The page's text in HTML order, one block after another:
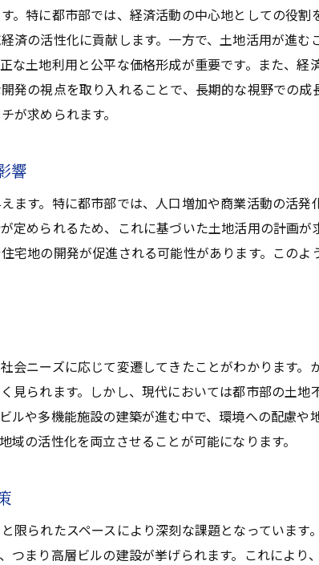
共用スペースの有効活用法
賃貸マンション経営の特徴
オフィスビルとしての活用の魅力
都市農園プロジェクトの可能性
集客率を上げるための工夫
地域ニーズへの対応戦略
リスクマネジメントとその実践
賃貸物件のマーケティング戦略
サブリース契約のメリットと注意点
土地活用におけるデメリットを克服する方
高い初期投資を抑える手法
。特に都市部では、経済活動の中心地としての役
済の活性化に貢献します。一方で、土地活用が進
な土地利用と公平な価格形成が重要です。また、
発の視点を取り入れることで、長期的な視野での
が求められます。
響
ます。特に都市部では、人口増加や商業活動の活
定められるため、これに基づいた土地活用の計画
宅地の開発が促進される可能性があります。この
会ニーズに応じて変遷してきたことがわかります
見られます。しかし、現代においては都市部の土
ルや多機能施設の建築が進む中で、環境への配慮
域の活性化を両立させることが可能になります。
限られたスペースにより深刻な課題となっていま
つまり高層ビルの建設が挙げられます。これによ